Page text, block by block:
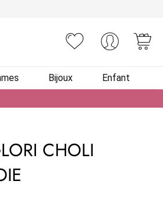
Bijoux Enfant
CHOLI